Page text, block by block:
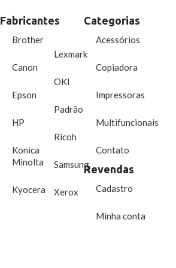
impressão .
Fabricantes
Brother
Canon
Epson
HP
Konica
Minolta
Kyocera
Lexmark
OKI
Padrão
Ricoh
Samsung
Xerox
Categorias
Acessórios
Copiadora
Impressoras
Multifuncionais
Contato
Revendas
Cadastro
Minha conta